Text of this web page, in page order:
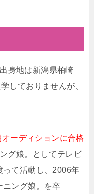
出身地は新潟県柏崎
しておりませんが、
ーディションに合格
グ娘。としてテレビ
って活動し、2006年
ニング娘。を卒